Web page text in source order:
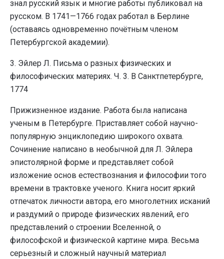
знал русский язык и многие работы публиковал на
русском. В 1741—1766 годах работал в Берлине
(оставаясь одновременно почётным членом
Петербургской академии).
3. Эйлер Л. Письма о разных физических и
философических материях. Ч. 3. В Санктпетербурге,
1774
Прижизненное издание. Работа была написана
ученым в Петербурге. Приставляет собой научно-
популярную энциклопедию широкого охвата.
Сочинение написано в необычной для Л. Эйлера
эпистолярной форме и представляет собой
изложение основ естествознания и философии того
времени в трактовке ученого. Книга носит яркий
отпечаток личности автора, его многолетних исканий
и раздумий о природе физических явлений, его
представлений о строении Вселенной, о
философской и физической картине мира. Весьма
серьезный и сложный научный материал